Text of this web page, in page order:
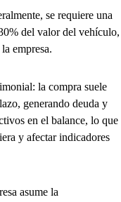
se requiere una
del valor del vehículo,
empresa.
la compra suele
generando deuda y
en el balance, lo que
y afectar indicadores
asume la